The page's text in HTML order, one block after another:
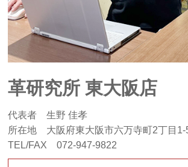
革研究所 東大阪店
代表者 生野 佳孝
所在地 大阪府東大阪市六万寺町2丁目1-
TEL/FAX 072-947-9822